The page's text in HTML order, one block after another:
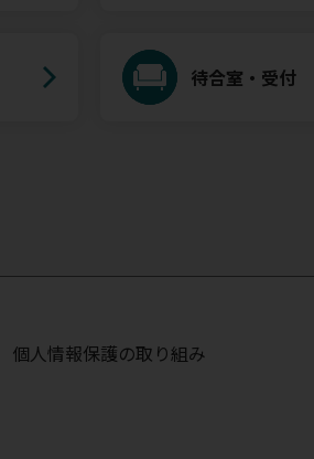
待合室・受付
個人情報保護の取り組み